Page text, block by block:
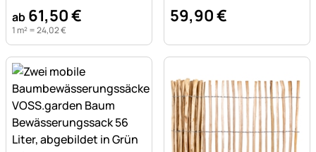
ab 61,50€
1 m² =24,02€
59,90€